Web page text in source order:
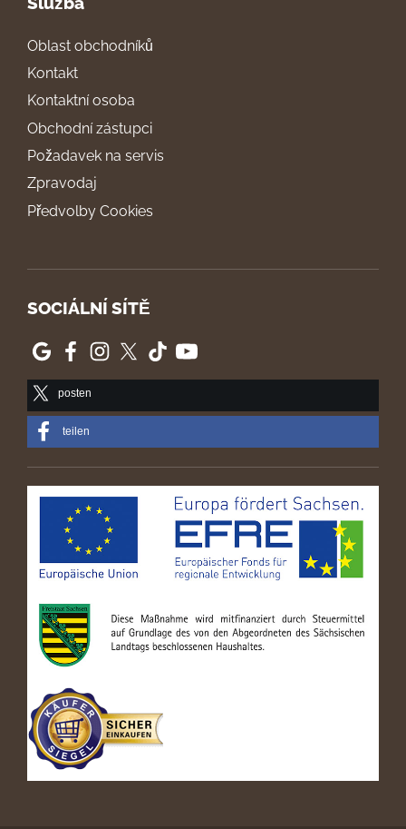
Oblast obchodníků
Kontakt
Kontaktní osoba
Obchodní zástupci
Požadavek na servis
Zpravodaj
Předvolby Cookies
SOCIÁLNÍ SÍTĚ
posten
teilen